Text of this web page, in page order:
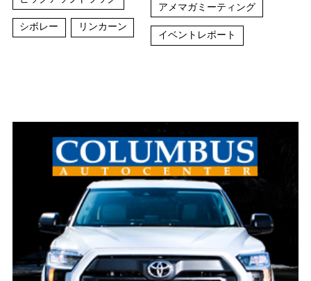
シボレー リンカーン
アメマガミーティング
イベントレポート